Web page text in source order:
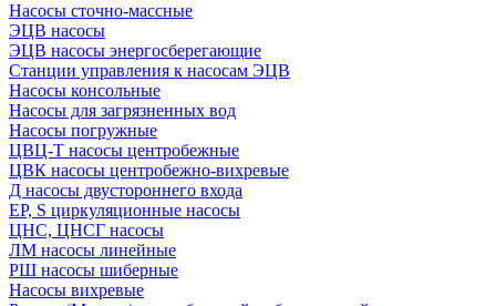
Насосы сточно-массные
ЭЦВ насосы
ЭЦВ насосы энергосберегающие
Станции управления к насосам ЭЦВ
Насосы консольные
Насосы для загрязненных вод
Насосы погружные
ЦВЦ-Т насосы центробежные
ЦВК насосы центробежно-вихревые
Д насосы двустороннего входа
EP, S циркуляционные насосы
ЦНС, ЦНСГ насосы
ЛМ насосы линейные
РШ насосы шиберные
Насосы вихревые